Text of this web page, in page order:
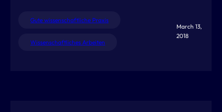
Gute wissenschaftliche Praxis
Wissenschaftliches Arbeiten
March 13,
2018